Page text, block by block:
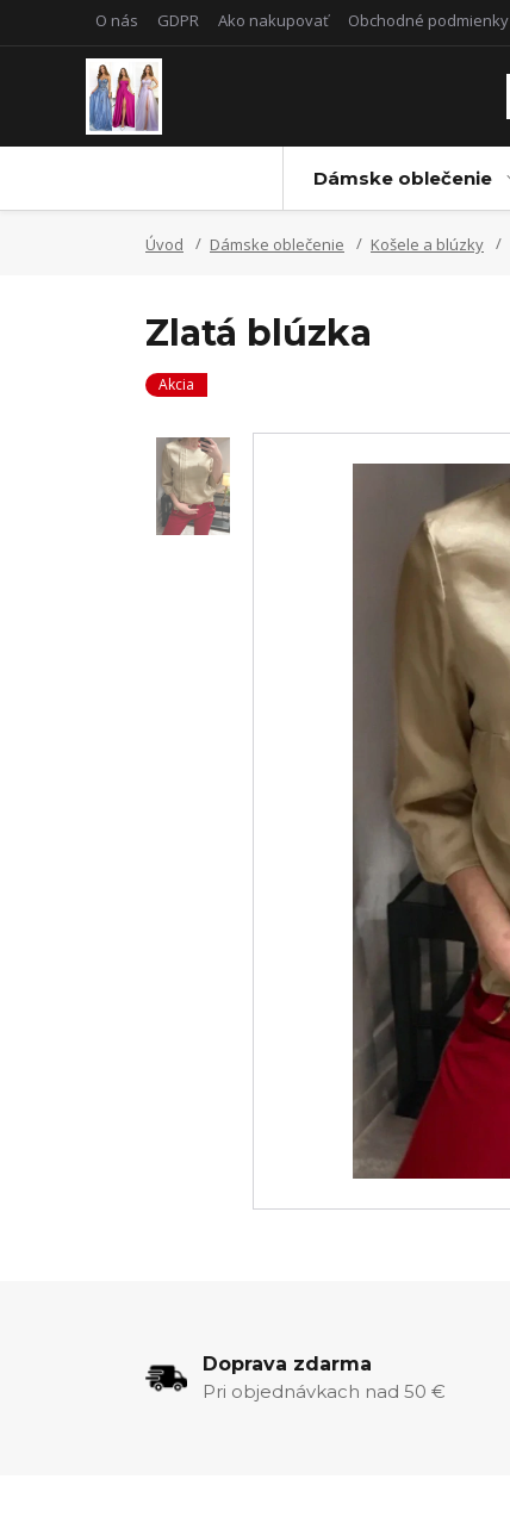
O nás GDPR Ako nakupovať Obchodné podmienky
Dámske oblečenie
Úvod Dámske oblečenie Košele a blúzky
Zlatá blúzka
Akcia
Doprava zdarma
Pri objednávkach nad 50 €